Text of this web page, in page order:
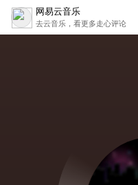
网易云音乐
去云音乐，看更多走心评论